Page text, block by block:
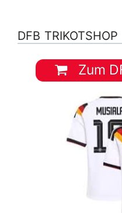
DFB TRIKOTSHOP
Zum